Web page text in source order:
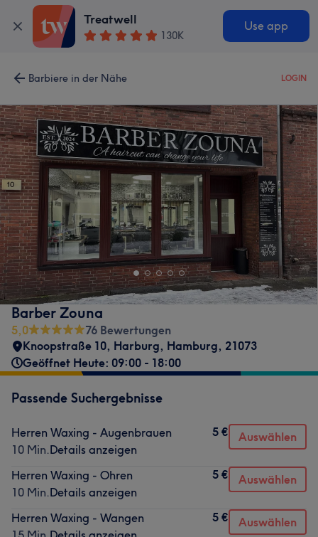
Treatwell
130K
Use app
Barbiere in der Nähe LOGIN
Barber Zouna
5,0
76 Bewertungen
Knoopstraße 10, Harburg, Hamburg, 21073
Geöffnet Heute: 09:00 - 18:00
Passende Suchergebnisse
Herren Waxing - Augenbrauen
10 Min.Details anzeigen
5 € Auswählen
Herren Waxing - Ohren
10 Min.Details anzeigen
5 € Auswählen
Herren Waxing - Wangen
5 € Auswählen